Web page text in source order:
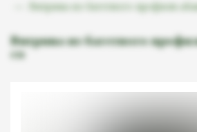
Витрина из багетного
см